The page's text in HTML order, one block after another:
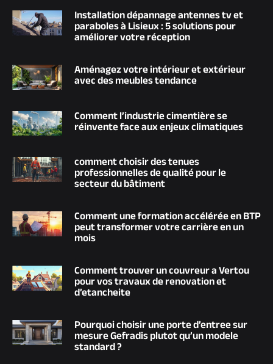
Installation dépannage antennes tv et
paraboles à Lisieux : 5 solutions pour
améliorer votre réception
Aménagez votre intérieur et extérieur
avec des meubles tendance
Comment l’industrie cimentière se
réinvente face aux enjeux climatiques
comment choisir des tenues
professionnelles de qualité pour le
secteur du bâtiment
Comment une formation accélérée en BTP
peut transformer votre carrière en un
mois
Comment trouver un couvreur a Vertou
pour vos travaux de renovation et
d’etancheite
Pourquoi choisir une porte d’entree sur
mesure Gefradis plutot qu’un modele
standard ?